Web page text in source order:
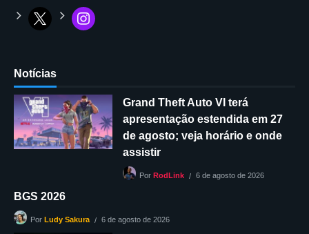
Notícias
Grand Theft Auto VI terá
apresentação estendida em 27
de agosto; veja horário e onde
assistir
Por RodLink 6 de agosto de 2026
BGS 2026
Por Ludy Sakura 6 de agosto de 2026